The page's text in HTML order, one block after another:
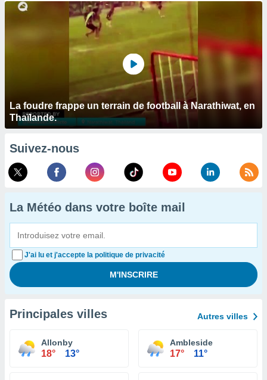
La foudre frappe un terrain de football à Narathiwat, en
Thaïlande.
Suivez-nous
La Météo dans votre boîte mail
J'ai lu et j'accepte la politique de privacité
Principales villes Autres villes
Allonby
18° 13°
Ambleside
17° 11°